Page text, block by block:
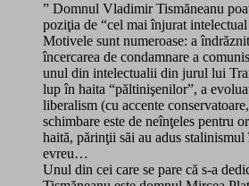
” Domnul Vladimir Tismăneanu
poziţia de “cel mai înjurat
Motivele sunt numeroase: a
încercarea de condamnare a
unul din intelectualii din jurul lui
lup în haita “păltinişenilor”, a
liberalism (cu accente
schimbare este de neînţeles pentru
haită, părinţii săi au adus
evreu…
Unul din cei care se pare că s-a